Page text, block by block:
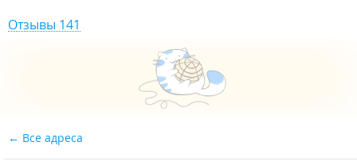
Отзывы 141
Все адреса